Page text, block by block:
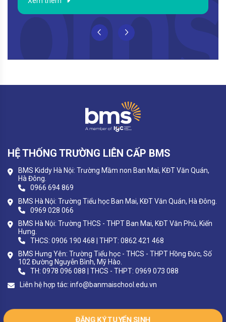
HỆ THỐNG TRƯỜNG LIÊN CẤP BMS
BMS Kiddy Hà Nội: Trường Mầm non Ban Mai, KĐT Văn Quán,
Hà Đông.
0966 694 869
BMS Hà Nội: Trường Tiểu học Ban Mai, KĐT Văn Quán, Hà Đông.
0969 028 066
BMS Hà Nội: Trường THCS - THPT Ban Mai, KĐT Văn Phú, Kiến
Hưng.
THCS: 0906 190 468 | THPT: 0862 421 468
BMS Hưng Yên: Trường Tiểu học - THCS - THPT Hồng Đức, Số
102 Đường Nguyễn Bình, Mỹ Hào.
TH: 0978 096 088 | THCS - THPT: 0969 073 088
Liên hệ hợp tác: info@banmaischool.edu.vn
ĐĂNG KÝ TUYỂN SINH